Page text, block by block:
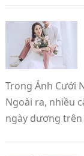
Trong Ảnh Cưới
Ngoài ra, nhiều
ngày dương